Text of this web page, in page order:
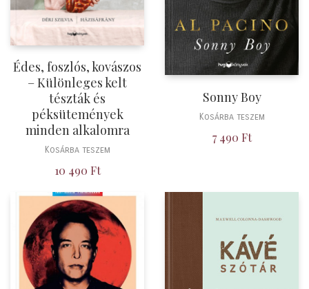
Édes, foszlós, kovászos
– Különleges kelt
tészták és
péksütemények
minden alkalomra
Kosárba teszem
10 490 Ft
Sonny Boy
Kosárba teszem
7 490 Ft